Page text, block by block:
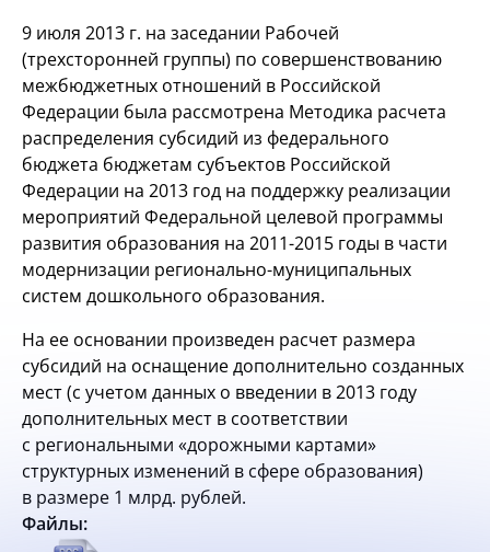
9 июля 2013 г. на заседании Рабочей
(трехсторонней группы) по совершенствованию
межбюджетных отношений в Российской
Федерации была рассмотрена Методика расчета
распределения субсидий из федерального
бюджета бюджетам субъектов Российской
Федерации на 2013 год на поддержку реализации
мероприятий Федеральной целевой программы
развития образования на 2011-2015 годы в части
модернизации регионально-муниципальных
систем дошкольного образования.
На ее основании произведен расчет размера
субсидий на оснащение дополнительно созданных
мест (с учетом данных о введении в 2013 году
дополнительных мест в соответствии
с региональными «дорожными картами»
структурных изменений в сфере образования)
в размере 1 млрд. рублей.
Файлы: